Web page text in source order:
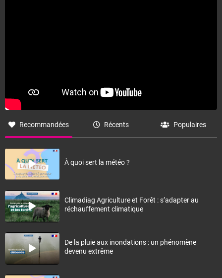
Recommandées Récents Populaires
À quoi sert la météo ?
Climadiag Agriculture et Forêt : s’adapter au
réchauffement climatique
De la pluie aux inondations : un phénomène
devenu extrême